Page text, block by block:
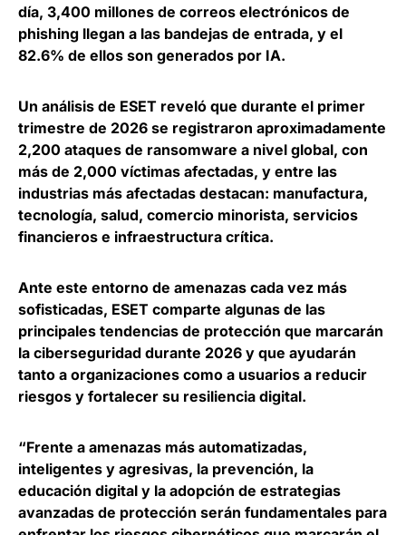
día, 3,400 millones de correos electrónicos de
phishing llegan a las bandejas de entrada, y el
82.6% de ellos son generados por IA.
Un análisis de ESET reveló que durante el primer
trimestre de 2026 se registraron aproximadamente
2,200 ataques de ransomware a nivel global, con
más de 2,000 víctimas afectadas, y entre las
industrias más afectadas destacan: manufactura,
tecnología, salud, comercio minorista, servicios
financieros e infraestructura crítica.
Ante este entorno de amenazas cada vez más
sofisticadas, ESET comparte algunas de las
principales tendencias de protección que marcarán
la ciberseguridad durante 2026 y que ayudarán
tanto a organizaciones como a usuarios a reducir
riesgos y fortalecer su resiliencia digital.
“Frente a amenazas más automatizadas,
inteligentes y agresivas, la prevención, la
educación digital y la adopción de estrategias
avanzadas de protección serán fundamentales para